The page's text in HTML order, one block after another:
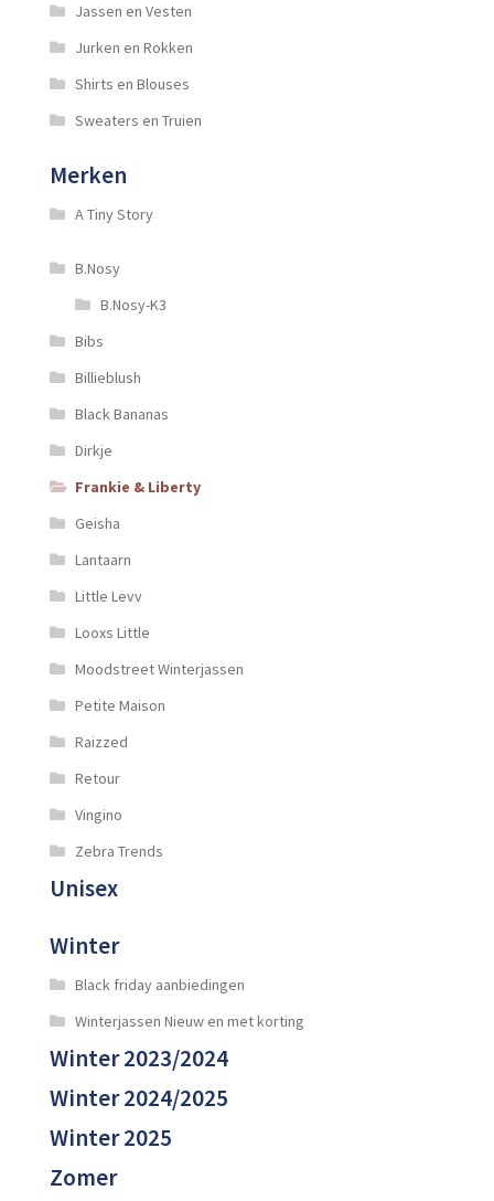
Jassen en Vesten
Jurken en Rokken
Shirts en Blouses
Sweaters en Truien
Merken
A Tiny Story
B.Nosy
B.Nosy-K3
Bibs
Billieblush
Black Bananas
Dirkje
Frankie & Liberty
Geisha
Lantaarn
Little Levv
Looxs Little
Moodstreet Winterjassen
Petite Maison
Raizzed
Retour
Vingino
Zebra Trends
Unisex
Winter
Black friday aanbiedingen
Winterjassen Nieuw en met korting
Winter 2023/2024
Winter 2024/2025
Winter 2025
Zomer